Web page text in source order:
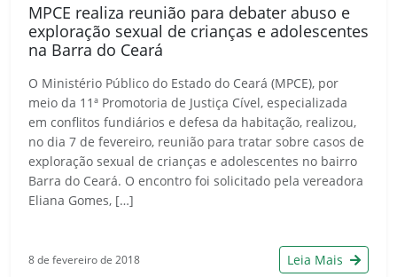
MPCE realiza reunião para debater abuso e
exploração sexual de crianças e adolescentes
na Barra do Ceará
O Ministério Público do Estado do Ceará (MPCE), por
meio da 11ª Promotoria de Justiça Cível, especializada
em conflitos fundiários e defesa da habitação, realizou,
no dia 7 de fevereiro, reunião para tratar sobre casos de
exploração sexual de crianças e adolescentes no bairro
Barra do Ceará. O encontro foi solicitado pela vereadora
Eliana Gomes, […]
8 de fevereiro de 2018 Leia Mais